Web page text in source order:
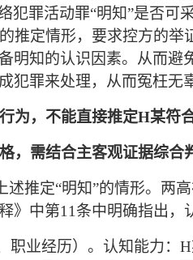
犯罪活动罪“明知”是否可
推定情形，要求控方的
明知的认识因素。 从而避
犯罪来处理，从而冤枉无
为，不能直接推定H某符
，需结合主客观证据综合
述推定“明知”的情形。两高
》 中第11条中明确指出，
业经历） 。 认知能力：